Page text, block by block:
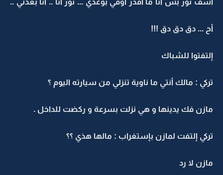
آسف نور بس أنا ما أقدر أوفي بوعدي ... نور أنا .. أنا بعدني ..
أح ... دق دق دق !!!
إلتفتوا للشباك
تركي : مالك أنتي ما ناوية تنزلي من سيارته اليوم ؟
مازن فك يدينها و هي نزلت بسرعة و ركضت للداخل .
تركي إلتفت لمازن بإستغراب : مالها هذي ؟؟
مازن لا رد